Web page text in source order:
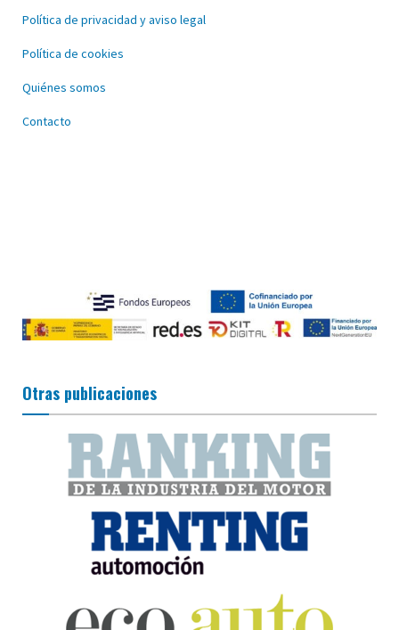
Política de privacidad y aviso legal
Política de cookies
Quiénes somos
Contacto
Otras publicaciones